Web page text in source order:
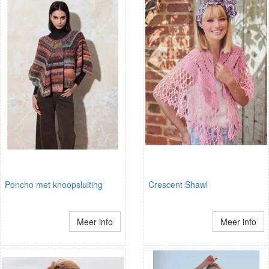
Poncho met knoopsluiting
Meer info
Crescent Shawl
Meer info